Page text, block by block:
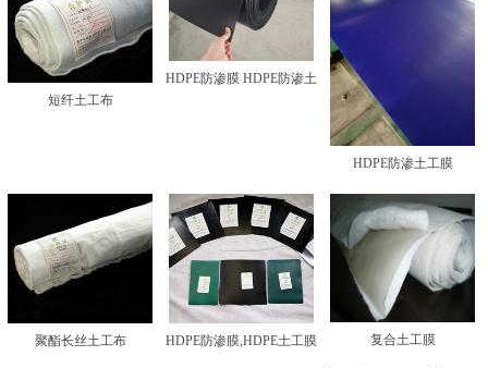
短纤土工布
HDPE防渗膜 HDPE防渗土
HDPE防渗土工膜
聚酯长丝土工布 HDPE防渗膜,HDPE土工膜 复合土工膜